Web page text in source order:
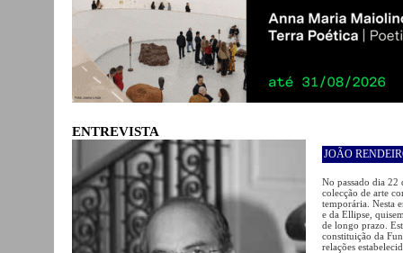
ENTREVISTA
JOÃO
No passado dia 22
colecção de arte
temporária. Nesta
e da Ellipse,
de longo prazo.
constituição da
relações